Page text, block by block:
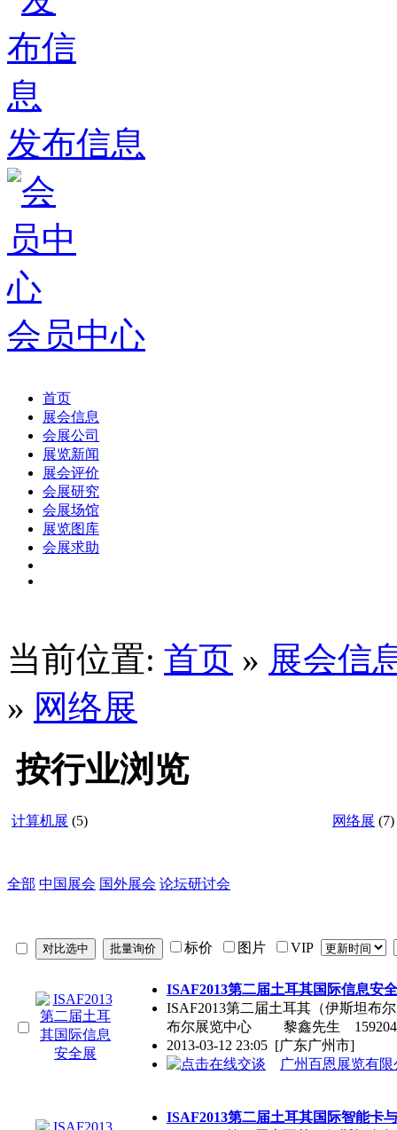
发布信息
会员中心
首页
展会信息
会展公司
展览新闻
展会评价
会展研究
会展场馆
展览图库
会展求助
当前位置: 首页 » 展会信
» 网络展
按行业浏览
计算机展 (5) 网络展 (7)
全部 中国展会 国外展会 论坛研讨会
标价 图片 VIP
ISAF2013第二届土耳其国际信息安
ISAF2013第二届土耳其（伊斯
布尔展览中心 黎鑫先生
2013-03-12 23:05 [广东广州市]
广州百恩展览有
ISAF2013第二届土耳其国际智能卡